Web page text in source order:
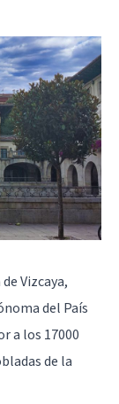
Vizcaya,
del País
a los 17000
de la